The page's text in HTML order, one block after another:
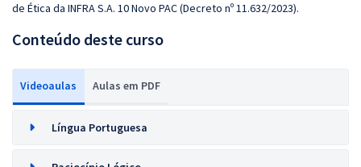
de Ética da INFRA S.A. 10 Novo PAC (Decreto nº 11.632/2023).
Conteúdo deste curso
Videoaulas Aulas em PDF
Língua Portuguesa